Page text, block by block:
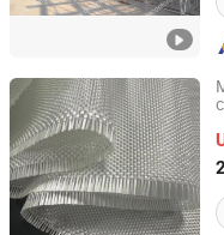
Jiangsu Zhongyi New
Jiangsu, China